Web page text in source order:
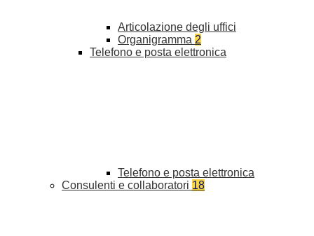
Articolazione degli uffici
Organigramma 2
Telefono e posta elettronica
Telefono e posta elettronica
Consulenti e collaboratori 18